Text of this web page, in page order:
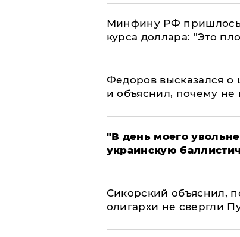
Минфину РФ пришлось
курса доллара: "Это
Федоров высказался о
и объяснил, почему не
​"В день моего
украинскую
Сикорский объяснил,
олигархи не свергли